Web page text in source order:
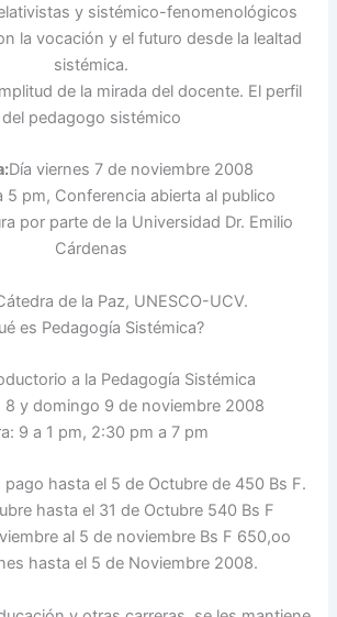
y sistémico-fenomenológicos
la vocación y el futuro desde la lealtad
sistémica.
de la mirada del docente. El perfil
del pedagogo sistémico
Día viernes 7 de noviembre 2008
5 pm, Conferencia abierta al publico
por parte de la Universidad Dr. Emilio
Cárdenas
de la Paz, UNESCO-UCV.
es Pedagogía Sistémica?
a la Pedagogía Sistémica
8 y domingo 9 de noviembre 2008
9 a 1 pm, 2:30 pm a 7 pm
hasta el 5 de Octubre de 450 Bs F.
hasta el 31 de Octubre 540 Bs F
al 5 de noviembre Bs F 650,oo
hasta el 5 de Noviembre 2008.